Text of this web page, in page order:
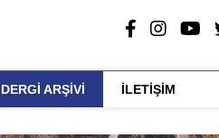
DERGİ ARŞİVİ İLETİŞİM